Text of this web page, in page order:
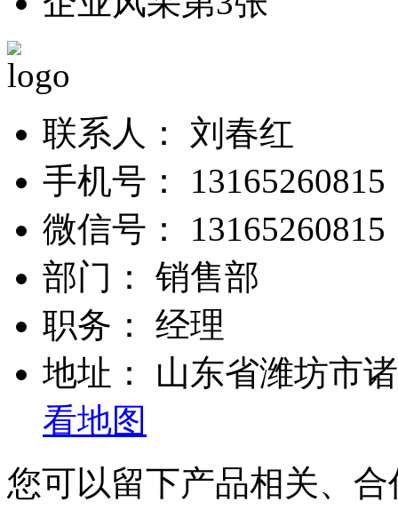
联系人：
刘春红
手机号：
13165260815
微信号：
13165260815
部门：
销售部
职务：
经理
地址：
山东省潍坊市
看地图
您可以留下产品相关、